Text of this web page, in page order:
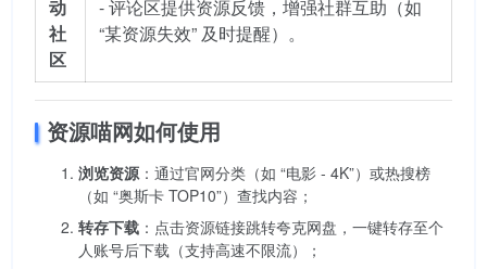
动
社
区
- 评论区提供资源反馈，增强社群互助（如
“某资源失效” 及时提醒）。
资源喵网如何使用
浏览资源：通过官网分类（如 “电影 - 4K”）或热搜榜
（如 “奥斯卡 TOP10”）查找内容；
转存下载 ：点击资源链接跳转夸克网盘，一键转存至个
人账号后下载（支持高速不限流）；